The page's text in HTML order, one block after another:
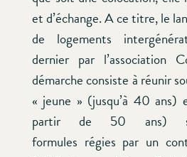
et d’échange. A ce titre, le
de logements
dernier par l’association
démarche consiste à réunir
« jeune » (jusqu’à 40
partir de 50 ans)
formules régies par un